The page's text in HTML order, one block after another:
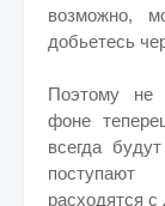
возможно,
добьетесь
Поэтому не
фоне
всегда
расходятся